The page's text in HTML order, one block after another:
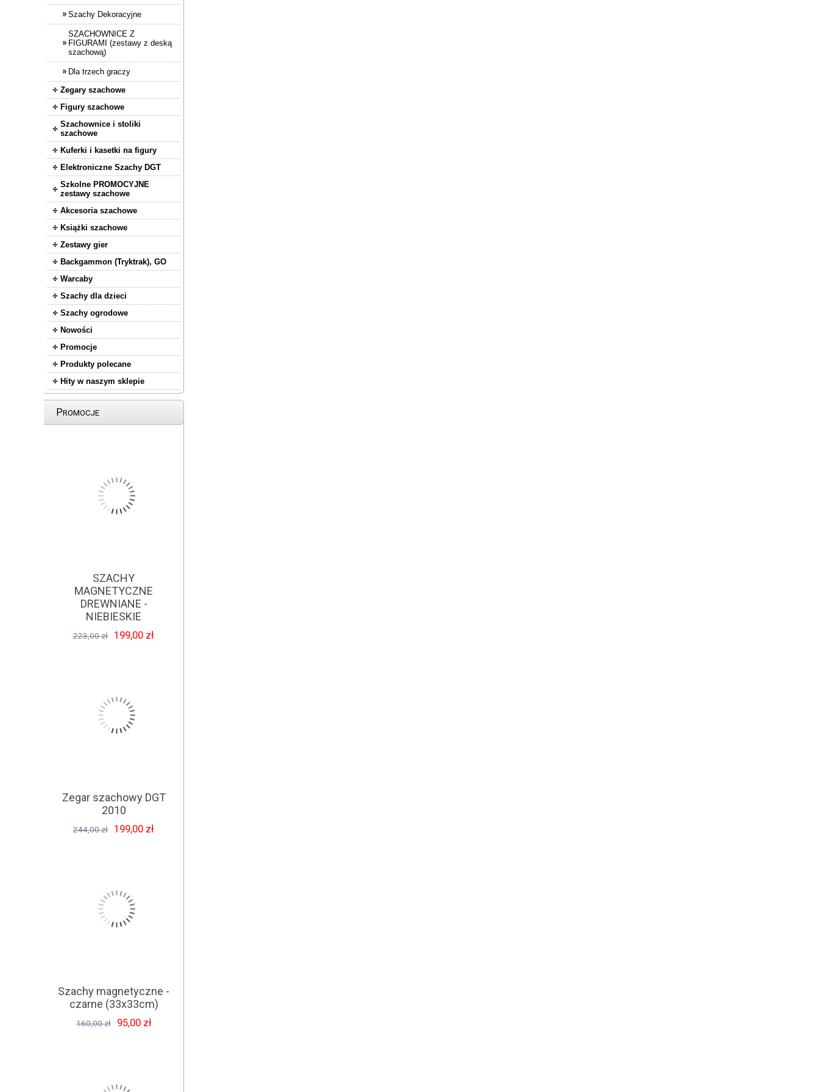
Szachy Dekoracyjne
SZACHOWNICE Z
FIGURAMI (zestawy z deską
szachową)
Dla trzech graczy
Zegary szachowe
Figury szachowe
Szachownice i stoliki
szachowe
Kuferki i kasetki na figury
Elektroniczne Szachy DGT
Szkolne PROMOCYJNE
zestawy szachowe
Akcesoria szachowe
Książki szachowe
Zestawy gier
Backgammon (Tryktrak), GO
Warcaby
Szachy dla dzieci
Szachy ogrodowe
Nowości
Promocje
Produkty polecane
Hity w naszym sklepie
PROMOCJE
SZACHY
MAGNETYCZNE
DREWNIANE -
NIEBIESKIE
223,00 zł 199,00 zł
Zegar szachowy DGT
2010
244,00 zł 199,00 zł
Szachy magnetyczne -
czarne (33x33cm)
160,00 zł 95,00 zł